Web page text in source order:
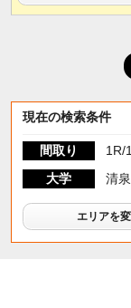
現在の検索条件
間取り
1R/
大学
清
エリアを